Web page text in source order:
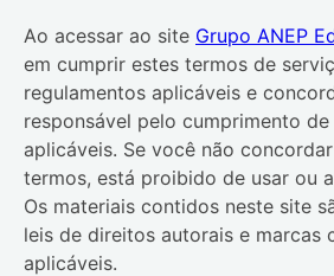
Ao acessar ao site Grupo ANEP
em cumprir estes termos de
regulamentos aplicáveis ​​e
responsável pelo cumprimento
aplicáveis. Se você não
termos, está proibido de usar ou
Os materiais contidos neste site
leis de direitos autorais e marcas
aplicáveis.